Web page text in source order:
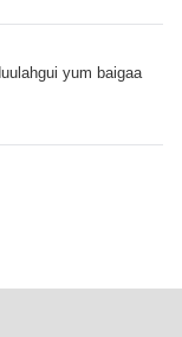
yum baigaa